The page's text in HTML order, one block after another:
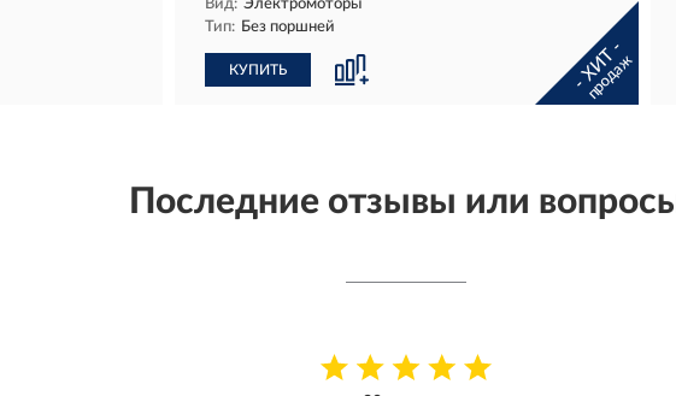
Вид: Электромоторы
Тип: Без поршней
КУПИТЬ - ХИТ -
продаж
Последние отзывы или